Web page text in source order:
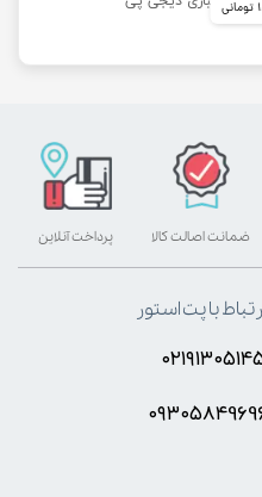
پرداخت آنلاین ضمانت اصالت کالا
با پت استور